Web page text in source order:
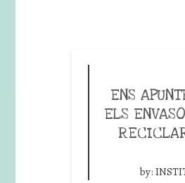
ENS
ELS
by: